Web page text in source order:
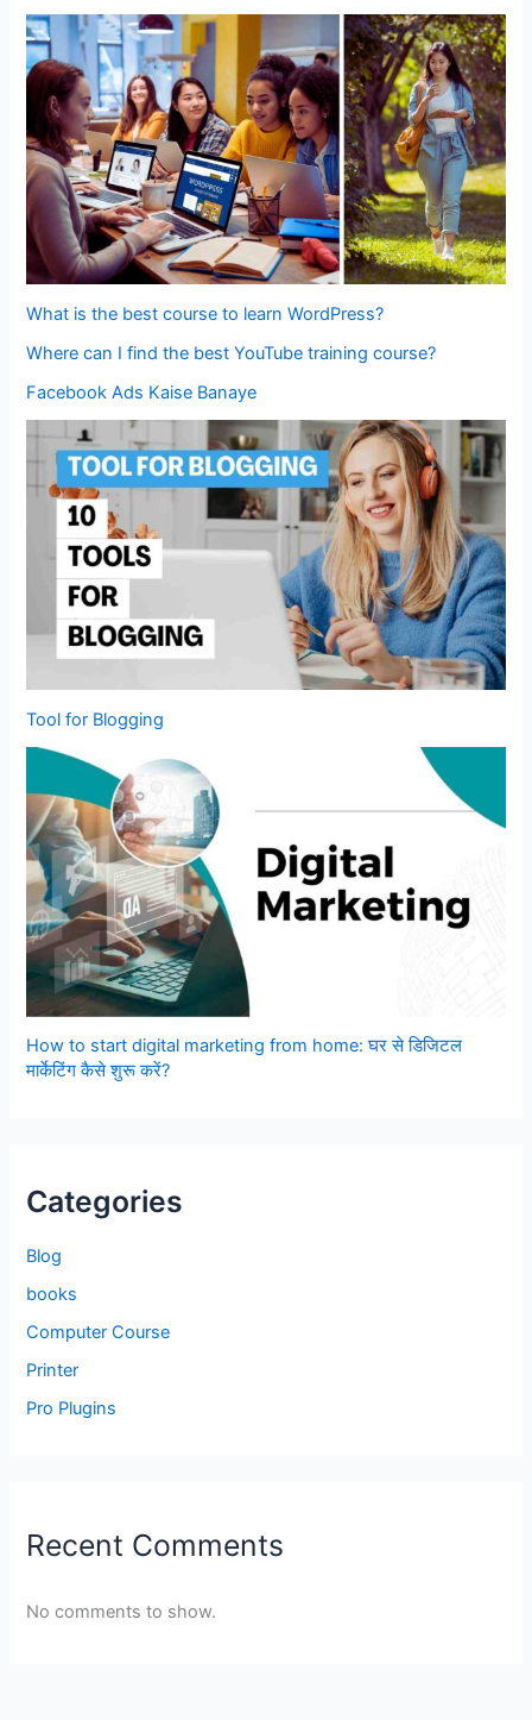
What is the best course to learn WordPress?
Where can I find the best YouTube training course?
Facebook Ads Kaise Banaye
Tool for Blogging
How to start digital marketing from home: घर से डिजिटल
मार्केटिंग कैसे शुरू करें?
Categories
Blog
books
Computer Course
Printer
Pro Plugins
Recent Comments
No comments to show.